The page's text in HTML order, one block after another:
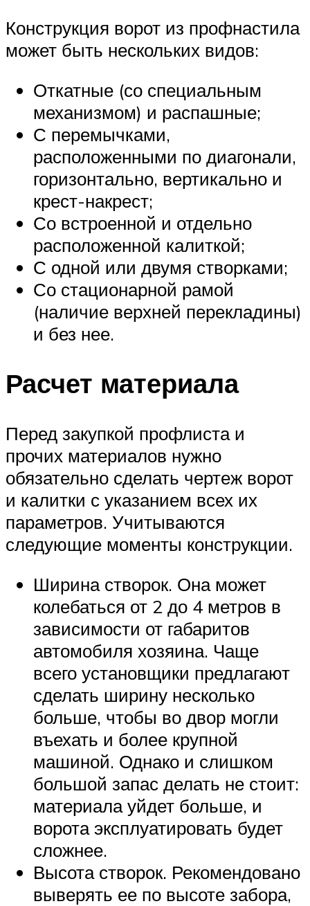
Конструкция ворот из профнастила
может быть нескольких видов:
Откатные (со специальным
механизмом) и распашные;
С перемычками,
расположенными по диагонали,
горизонтально, вертикально и
крест-накрест;
Со встроенной и отдельно
расположенной калиткой;
С одной или двумя створками;
Со стационарной рамой
(наличие верхней перекладины)
и без нее.
Расчет материала
Перед закупкой профлиста и
прочих материалов нужно
обязательно сделать чертеж ворот
и калитки с указанием всех их
параметров. Учитываются
следующие моменты конструкции.
Ширина створок. Она может
колебаться от 2 до 4 метров в
зависимости от габаритов
автомобиля хозяина. Чаще
всего установщики предлагают
сделать ширину несколько
больше, чтобы во двор могли
въехать и более крупной
машиной. Однако и слишком
большой запас делать не стоит:
материала уйдет больше, и
ворота эксплуатировать будет
сложнее.
Высота створок. Рекомендовано
выверять ее по высоте забора,